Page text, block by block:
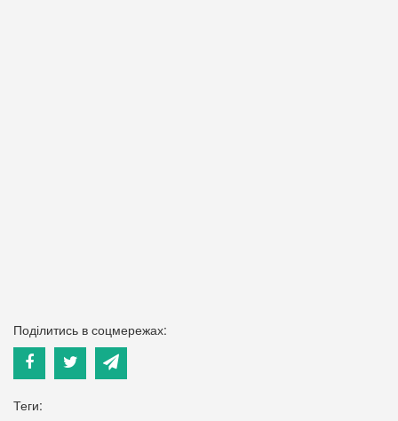
Поділитись в соцмережах:
Теги: